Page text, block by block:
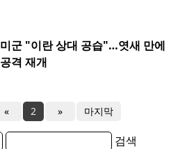
미군 "이란 상대 공습"…엿새 만에
공격 재개
« 2 » 마지막
검색